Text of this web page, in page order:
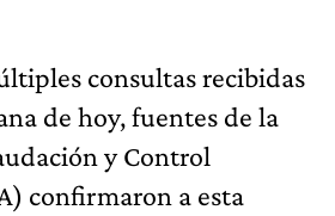
consultas recibidas
de hoy, fuentes de la
y Control
confirmaron a esta